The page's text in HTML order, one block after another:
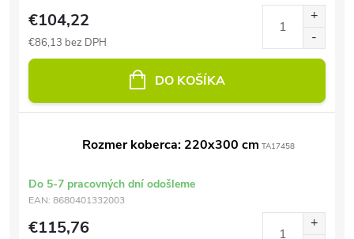
€104,22
€86,13 bez DPH
DO KOŠÍKA
Rozmer koberca: 220x300 cm TA17458
Do 5-7 pracovných dní odošleme
EAN: 8680401332003
€115,76